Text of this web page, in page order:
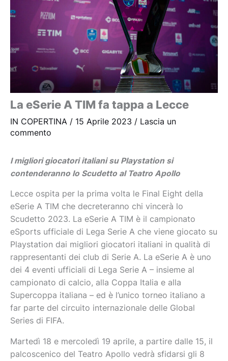
La eSerie A TIM fa tappa a Lecce
IN COPERTINA / 15 Aprile 2023 / Lascia un
commento
I migliori giocatori italiani su Playstation si
contenderanno lo Scudetto al Teatro Apollo
Lecce ospita per la prima volta le Final Eight della
eSerie A TIM che decreteranno chi vincerà lo
Scudetto 2023. La eSerie A TIM è il campionato
eSports ufficiale di Lega Serie A che viene giocato su
Playstation dai migliori giocatori italiani in qualità di
rappresentanti dei club di Serie A. La eSerie A è uno
dei 4 eventi ufficiali di Lega Serie A – insieme al
campionato di calcio, alla Coppa Italia e alla
Supercoppa italiana – ed è l’unico torneo italiano a
far parte del circuito internazionale delle Global
Series di FIFA.
Martedì 18 e mercoledì 19 aprile, a partire dalle 15, il
palcoscenico del Teatro Apollo vedrà sfidarsi gli 8